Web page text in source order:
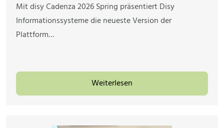
Mit disy Cadenza 2026 Spring präsentiert Disy
Informationssysteme die neueste Version der
Plattform…
Weiterlesen